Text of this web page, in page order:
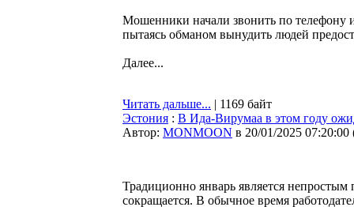
Мошенники начали звонить по телефону
пытаясь обманом вынудить людей
Далее...
Читать дальше... | 1169 байт
Эстония : В Ида-Вирумаа в этом году
Автор: MONMOON в 20/01/2025 07:20:00
Традиционно январь является непростым
сокращается. В обычное время